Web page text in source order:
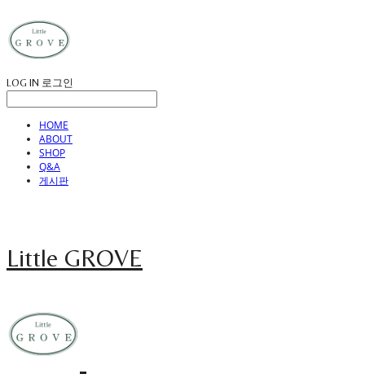
LOG IN 로그인
HOME
ABOUT
SHOP
Q&A
게시판
Little GROVE